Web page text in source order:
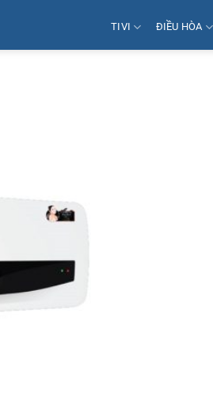
TIVI ĐIỀU HÒA